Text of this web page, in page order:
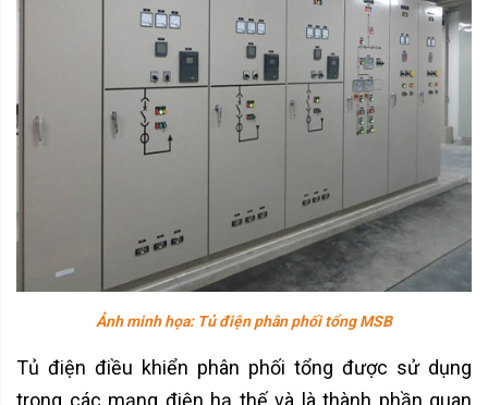
Ảnh minh họa: Tủ điện phân phối tổng MSB
Tủ điện điều khiển phân phối tổng được sử dụng
trong các mạng điện hạ thế và là thành phần quan